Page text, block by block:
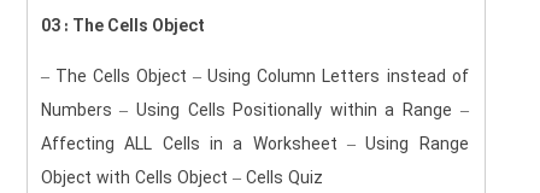
03 : The Cells Object
– The Cells Object – Using Column Letters instead of
Numbers – Using Cells Positionally within a Range –
Affecting ALL Cells in a Worksheet – Using Range
Object with Cells Object – Cells Quiz